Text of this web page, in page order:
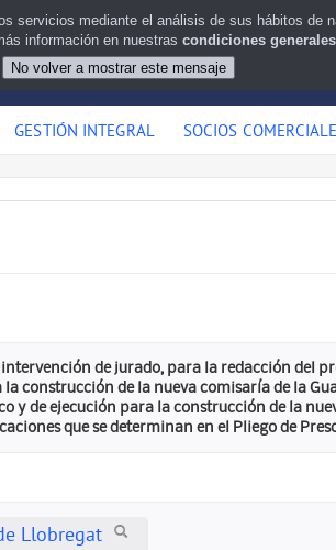
GESTIÓN INTEGRAL SOCIOS
de jurado, para la redacción del
construcción de la nueva comisaría de la
y de ejecución para la construcción de la
que se determinan en el Pliego de
Llobregat
servicios mediante el análisis de sus hábitos de
información en nuestras condiciones generales